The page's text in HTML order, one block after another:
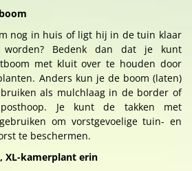
nog in huis of ligt hij in de tuin klaar
Bedenk dan dat je kunt
met kluit over te houden door
Anders kun je de boom (laten)
als mulchlaag in de border of
Je kunt de takken met
om vorstgevoelige tuin- en
te beschermen.
XL-kamerplant erin